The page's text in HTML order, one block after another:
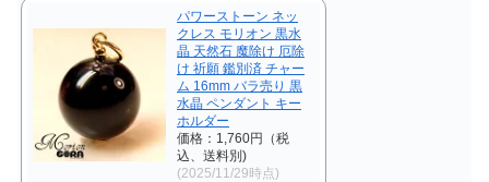
パワーストーン ネッ
クレス モリオン 黒水
晶 天然石 魔除け 厄除
け 祈願 鑑別済 チャー
ム 16mm バラ売り 黒
水晶 ペンダント キー
ホルダー
価格：1,760円（税
込、送料別)
(2025/11/29時点)